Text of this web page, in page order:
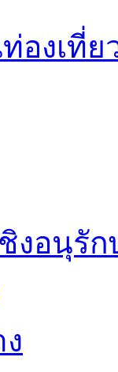
องเที่ย
งอนุรัก